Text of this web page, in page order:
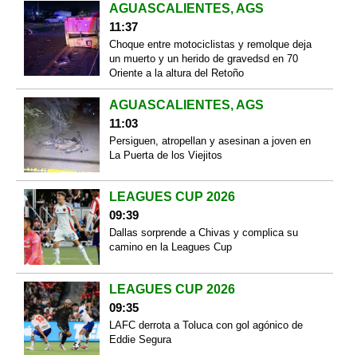
AGUASCALIENTES, AGS
11:37
Choque entre motociclistas y remolque deja
un muerto y un herido de gravedsd en 70
Oriente a la altura del Retoño
AGUASCALIENTES, AGS
11:03
Persiguen, atropellan y asesinan a joven en
La Puerta de los Viejitos
LEAGUES CUP 2026
09:39
Dallas sorprende a Chivas y complica su
camino en la Leagues Cup
LEAGUES CUP 2026
09:35
LAFC derrota a Toluca con gol agónico de
Eddie Segura